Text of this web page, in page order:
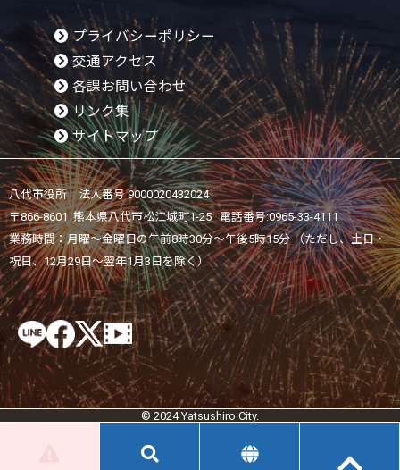
プライバシーポリシー
交通アクセス
各課お問い合わせ
リンク集
サイトマップ
八代市役所 法人番号 9000020432024
〒866-8601 熊本県八代市松江城町1-25 電話番号:0965-33-4111
業務時間：月曜～金曜日の午前8時30分～午後5時15分 （ただし、土日・
祝日、12月29日～翌年1月3日を除く）
© 2024 Yatsushiro City.